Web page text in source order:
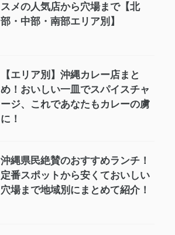
スメの人気店から穴場まで【北
部・中部・南部エリア別】
【エリア別】沖縄カレー店まと
め！おいしい一皿でスパイスチャ
ージ、これであなたもカレーの虜
に！
沖縄県民絶賛のおすすめランチ！
定番スポットから安くておいしい
穴場まで地域別にまとめて紹介！